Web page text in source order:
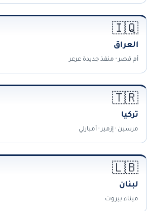
🇮🇶
العراق
أم قصر · منفذ جديدة عرعر
🇹🇷
تركيا
مرسين · إزمير · أمبارلي
🇱🇧
لبنان
ميناء بيروت